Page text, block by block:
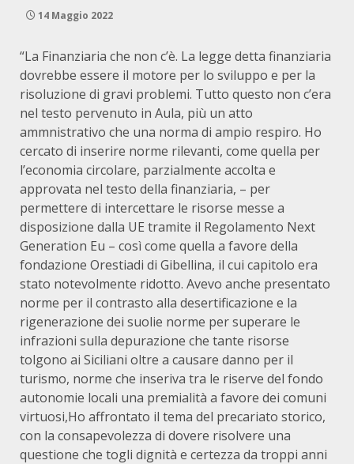
14 Maggio 2022
“La Finanziaria che non c’è. La legge detta finanziaria
dovrebbe essere il motore per lo sviluppo e per la
risoluzione di gravi problemi. Tutto questo non c’era
nel testo pervenuto in Aula, più un atto
ammnistrativo che una norma di ampio respiro. Ho
cercato di inserire norme rilevanti, come quella per
l’economia circolare, parzialmente accolta e
approvata nel testo della finanziaria, – per
permettere di intercettare le risorse messe a
disposizione dalla UE tramite il Regolamento Next
Generation Eu – così come quella a favore della
fondazione Orestiadi di Gibellina, il cui capitolo era
stato notevolmente ridotto. Avevo anche presentato
norme per il contrasto alla desertificazione e la
rigenerazione dei suolie norme per superare le
infrazioni sulla depurazione che tante risorse
tolgono ai Siciliani oltre a causare danno per il
turismo, norme che inseriva tra le riserve del fondo
autonomie locali una premialità a favore dei comuni
virtuosi,Ho affrontato il tema del precariato storico,
con la consapevolezza di dovere risolvere una
questione che togli dignità e certezza da troppi anni